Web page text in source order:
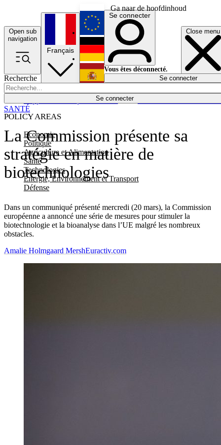
Ga naar de hoofdinhoud
Open sub
navigation
Close menu
Recherche
Se connecter
POLICY AREAS
Economie
Politique
Agriculture et Alimentation
Santé
Technologies
Energie, Environnement et Transport
Défense
Économie
Français
English
Deutsch
Español
Se connecter
Vous êtes déconnecté.
Se connecter
La Commission présente sa
stratégie en matière de
biotechnologies
Dans un communiqué présenté mercredi (20 mars), la Commission
européenne a annoncé une série de mesures pour stimuler la
biotechnologie et la bioanalyse dans l’UE malgré les nombreux
obstacles.
SANTÉ
Amalie Holmgaard MershEuractiv.com